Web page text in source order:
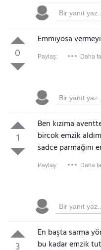
0
Emmiyosa
Paylaş: Daha
1
Ben kızıma
bircok emzik
sadce parmağını
Paylaş: Daha
En başta sarma
bu kadar emzik